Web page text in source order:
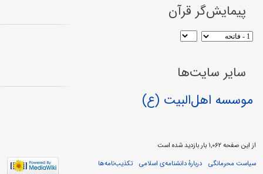
پیمایش‌گر قرآن
سایر سایت‌ها
موسسه اهل‌البیت (ع)
از این صفحه ۱,۰۶۲ بار بازدید شده است
سیاست محرمانگی
دربارهٔ دانشنامه‌ی اسلامی تکذیب‌نامه‌ها